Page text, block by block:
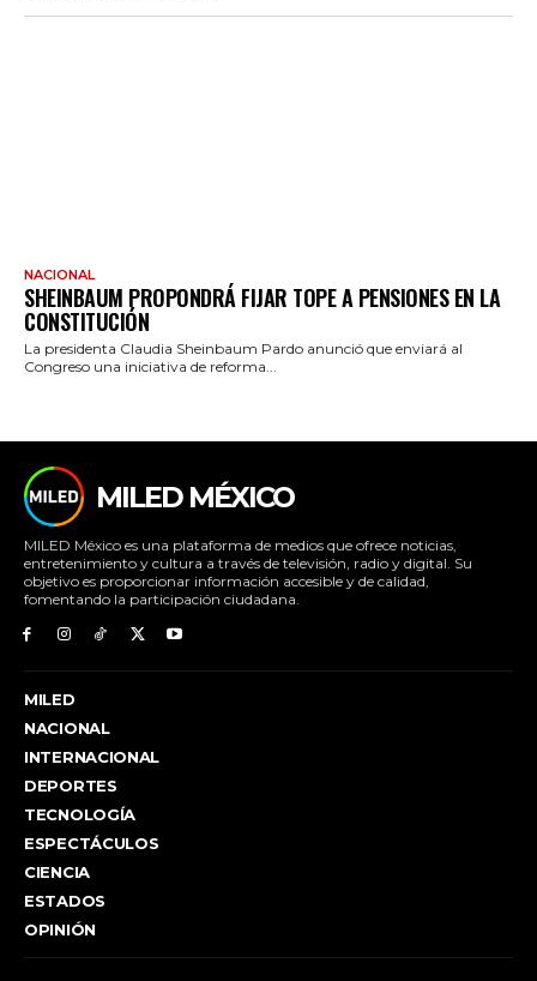
NACIONAL
SHEINBAUM PROPONDRÁ FIJAR TOPE A PENSIONES EN LA
CONSTITUCIÓN
La presidenta Claudia Sheinbaum Pardo anunció que enviará al
Congreso una iniciativa de reforma...
MILED MÉXICO
MILED México es una plataforma de medios que ofrece noticias,
entretenimiento y cultura a través de televisión, radio y digital. Su
objetivo es proporcionar información accesible y de calidad,
fomentando la participación ciudadana.
MILED
NACIONAL
INTERNACIONAL
DEPORTES
TECNOLOGÍA
ESPECTÁCULOS
CIENCIA
ESTADOS
OPINIÓN